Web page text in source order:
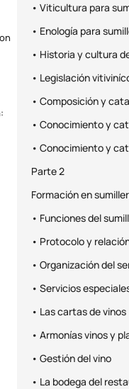
• Viticultura para
• Enología para
• Historia y cultura
• Legislación
• Composición y
• Conocimiento y
• Conocimiento y
Parte 2
Formación en
• Funciones del
• Protocolo y
• Organización del
• Servicios
• Las cartas de vinos
• Armonías vinos y
• Gestión del vino
• La bodega del